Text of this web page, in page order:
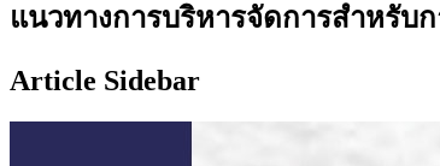
แนวทางการบริหารจัดการสำหรั
Article Sidebar